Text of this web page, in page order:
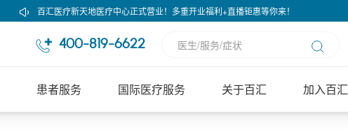
百汇医疗新天地医疗中心正式营业！多重开业福利+直播钜惠等你来！
400-819-6622
患者服务 国际医疗服务 关于百汇 加入百汇